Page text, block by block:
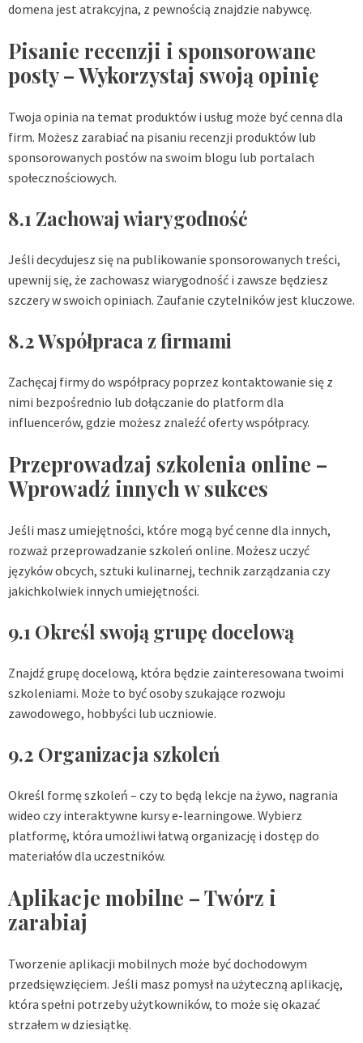
domena jest atrakcyjna, z pewnością znajdzie nabywcę.
Pisanie recenzji i sponsorowane
posty – Wykorzystaj swoją opinię
Twoja opinia na temat produktów i usług może być cenna dla
firm. Możesz zarabiać na pisaniu recenzji produktów lub
sponsorowanych postów na swoim blogu lub portalach
społecznościowych.
8.1 Zachowaj wiarygodność
Jeśli decydujesz się na publikowanie sponsorowanych treści,
upewnij się, że zachowasz wiarygodność i zawsze będziesz
szczery w swoich opiniach. Zaufanie czytelników jest kluczowe.
8.2 Współpraca z firmami
Zachęcaj firmy do współpracy poprzez kontaktowanie się z
nimi bezpośrednio lub dołączanie do platform dla
influencerów, gdzie możesz znaleźć oferty współpracy.
Przeprowadzaj szkolenia online –
Wprowadź innych w sukces
Jeśli masz umiejętności, które mogą być cenne dla innych,
rozważ przeprowadzanie szkoleń online. Możesz uczyć
języków obcych, sztuki kulinarnej, technik zarządzania czy
jakichkolwiek innych umiejętności.
9.1 Określ swoją grupę docelową
Znajdź grupę docelową, która będzie zainteresowana twoimi
szkoleniami. Może to być osoby szukające rozwoju
zawodowego, hobbyści lub uczniowie.
9.2 Organizacja szkoleń
Określ formę szkoleń – czy to będą lekcje na żywo, nagrania
wideo czy interaktywne kursy e-learningowe. Wybierz
platformę, która umożliwi łatwą organizację i dostęp do
materiałów dla uczestników.
Aplikacje mobilne – Twórz i
zarabiaj
Tworzenie aplikacji mobilnych może być dochodowym
przedsięwzięciem. Jeśli masz pomysł na użyteczną aplikację,
która spełni potrzeby użytkowników, to może się okazać
strzałem w dziesiątkę.